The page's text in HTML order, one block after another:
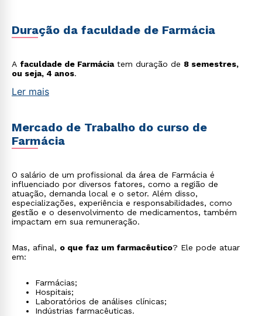
Duração da faculdade de Farmácia
A faculdade de Farmáciatem duração de 8 semestres,
ou seja, 4 anos.
Ler mais
Mercado de Trabalho do curso de
Farmácia
O salário de um profissional da área de Farmácia é
influenciado por diversos fatores, como a região de
atuação, demanda local e o setor. Além disso,
especializações, experiência e responsabilidades, como
gestão e o desenvolvimento de medicamentos, também
impactam em sua remuneração.
Mas, afinal, o que faz um farmacêutico? Ele pode atuar
em:
Farmácias;
Hospitais;
Laboratórios de análises clínicas;
Indústrias farmacêuticas.